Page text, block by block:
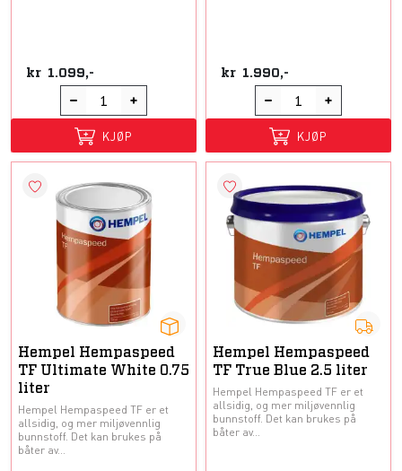
kr 1.099,-
KJØP
kr 1.990,-
KJØP
Hempel Hempaspeed
TF Ultimate White 0.75
liter
Hempel Hempaspeed TF er et
allsidig, og mer miljøvennlig
bunnstoff. Det kan brukes på
båter av...
Hempel Hempaspeed
TF True Blue 2.5 liter
Hempel Hempaspeed TF er et
allsidig, og mer miljøvennlig
bunnstoff. Det kan brukes på
båter av...